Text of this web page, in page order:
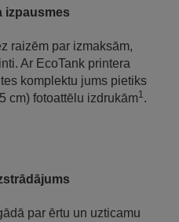
izpausmes
raizēm par izmaksām,
Ar EcoTank printera
komplektu jums pietiks
cm) fotoattēlu izdrukām1.
par ērtu un uzticamu